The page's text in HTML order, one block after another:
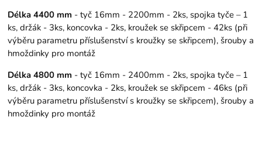
Délka 4400 mm - tyč 16mm - 2200mm - 2ks, spojka tyče – 1
ks, držák - 3ks, koncovka - 2ks, kroužek se skřipcem - 42ks (při
výběru parametru příslušenství s kroužky se skřipcem), šrouby a
hmoždinky pro montáž
Délka 4800 mm - tyč 16mm - 2400mm - 2ks, spojka tyče – 1
ks, držák - 3ks, koncovka - 2ks, kroužek se skřipcem - 46ks (při
výběru parametru příslušenství s kroužky se skřipcem), šrouby a
hmoždinky pro montáž